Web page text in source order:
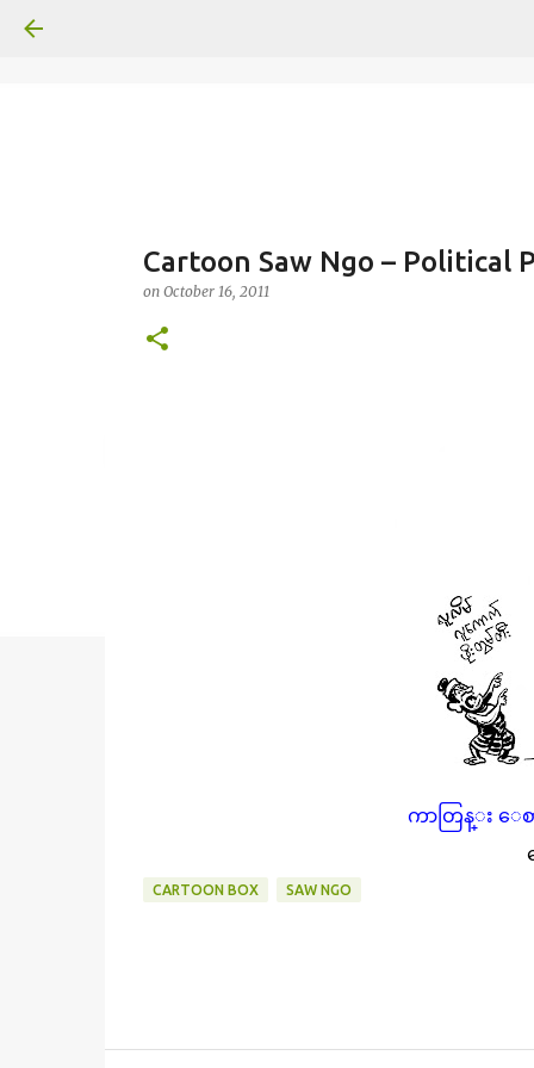
Cartoon Saw Ngo – Political
on October 16, 2011
ကာတြန္း ေ
CARTOON BOX SAW NGO